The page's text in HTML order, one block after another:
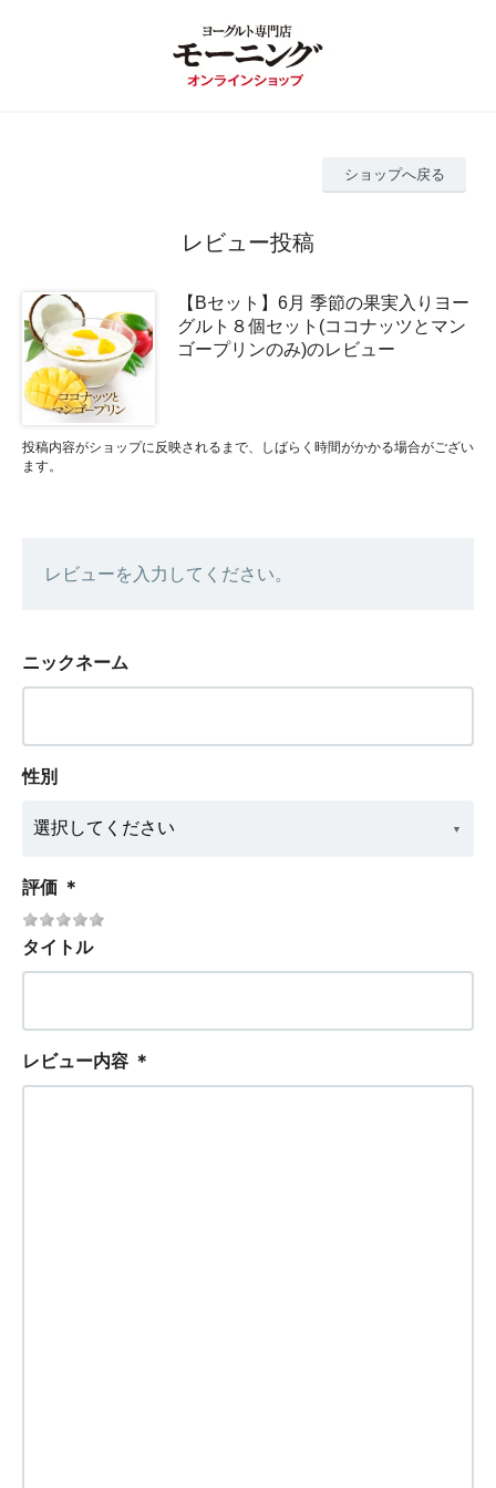
ショップへ戻る
レビュー投稿
【Bセット】6月 季節の果実入りヨー
グルト８個セット(ココナッツとマン
ゴープリンのみ)のレビュー
投稿内容がショップに反映されるまで、しばらく時間がかかる場合がござい
ます。
レビューを入力してください。
ニックネーム
性別
評価 ＊
タイトル
レビュー内容 ＊